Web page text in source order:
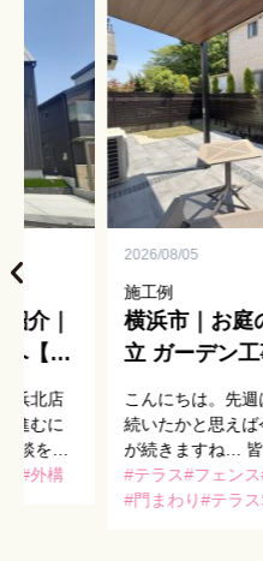
介｜
【港
浜北店
進むに
談を良
りを支
外構
2026/08/05
施工例
横浜市｜お庭
立 ガーデン
ンなテラス
こんにちは。先
続いたかと思え
が続きますね… 皆
しでしょうか。
浜市でガーデン工
テラス フェンス
門まわり テラ